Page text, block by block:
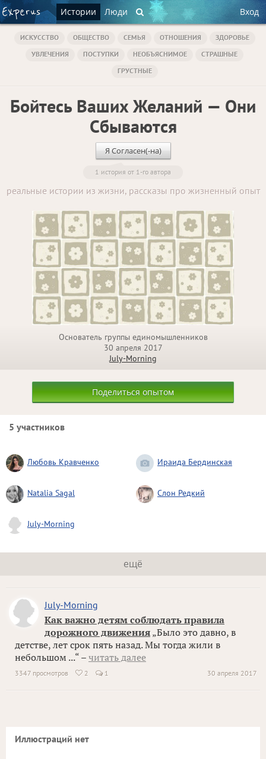
Истории Люди Вход
ИСКУССТВО ОБЩЕСТВО СЕМЬЯ ОТНОШЕНИЯ
ЗДОРОВЬЕ
УВЛЕЧЕНИЯ
ПОСТУПКИ НЕОБЪЯСНИМОЕ
СТРАШНЫЕ
ГРУСТНЫЕ
Бойтесь Ваших Желаний — Они
Сбываются
Я Согласен(-на)
1 история от 1-го автора
реальные истории из жизни, рассказы про жизненный опыт
Основатель группы единомышленников
30 апреля 2017
July-Morning
Поделиться опытом
5 участников
Любовь Кравченко Ираида Бердинская
Natalia Sagal Слон Редкий
July-Morning
ещё
July-Morning
Как важно детям соблюдать правила
дорожного движения „Было это давно, в
детстве, лет срок пять назад. Мы тогда жили в
небольшом ...“ – читать далее
30 апреля 2017
3347 просмотров  2 1
Иллюстраций нет